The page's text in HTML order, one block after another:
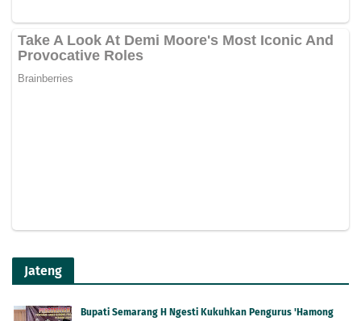
Jateng
Bupati Semarang H Ngesti Kukuhkan Pengurus 'Hamong